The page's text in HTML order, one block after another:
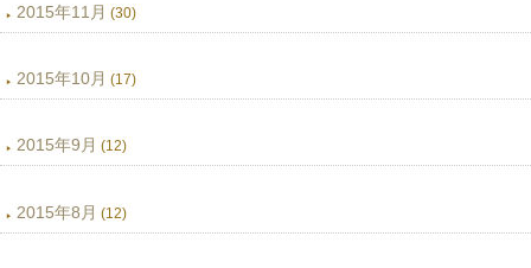
2015年11月 (30)
2015年10月 (17)
2015年9月 (12)
2015年8月 (12)